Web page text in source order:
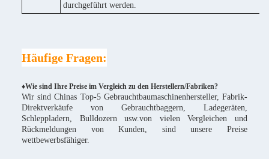
durchgeführt werden.
Häufige Fragen:
♦Wie sind Ihre Preise im Vergleich zu den Herstellern/Fabriken?
Wir sind Chinas Top-5 Gebrauchtbaumaschinenhersteller, Fabrik-
Direktverkäufe von Gebrauchtbaggern, Ladegeräten,
Schleppladern, Bulldozern usw.von vielen Vergleichen und
Rückmeldungen von Kunden, sind unsere Preise
wettbewerbsfähiger.